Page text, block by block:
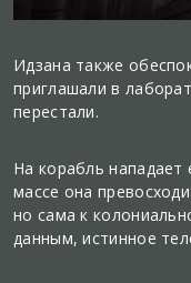
Идзана также
приглашали в
перестали.
На корабль нападает
массе она
но сама к
данным, истинное